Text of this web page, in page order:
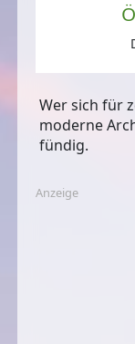
Wer sich für
moderne
fündig.
Anzeige